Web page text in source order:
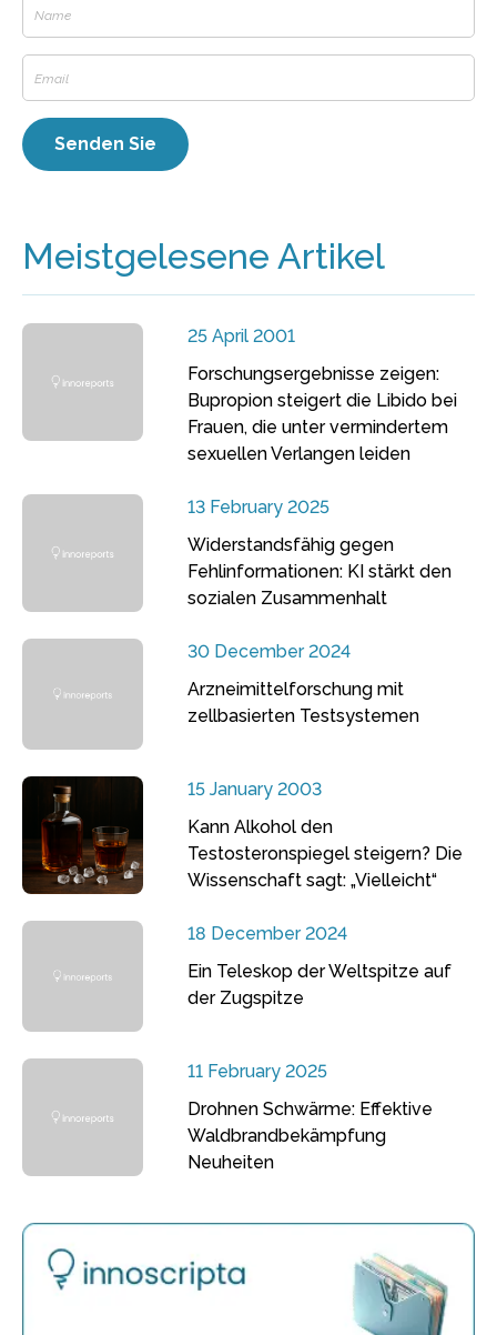
Meistgelesene Artikel
25 April 2001
Forschungsergebnisse zeigen:
Bupropion steigert die Libido bei
Frauen, die unter vermindertem
sexuellen Verlangen leiden
13 February 2025
Widerstandsfähig gegen
Fehlinformationen: KI stärkt den
sozialen Zusammenhalt
30 December 2024
Arzneimittelforschung mit
zellbasierten Testsystemen
15 January 2003
Kann Alkohol den
Testosteronspiegel steigern? Die
Wissenschaft sagt: „Vielleicht“
18 December 2024
Ein Teleskop der Weltspitze auf
der Zugspitze
11 February 2025
Drohnen Schwärme: Effektive
Waldbrandbekämpfung
Neuheiten